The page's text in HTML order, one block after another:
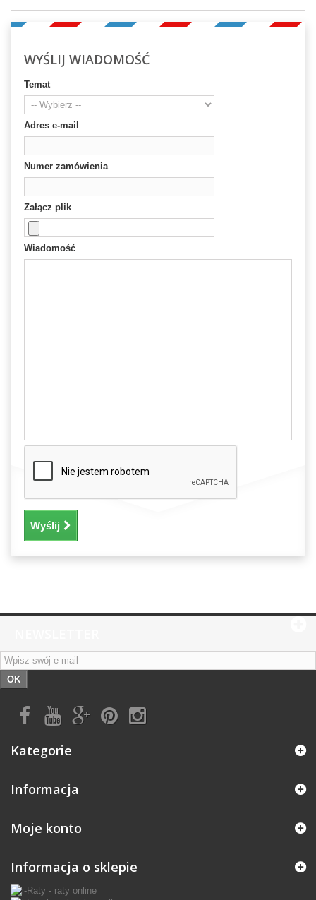
WYŚLIJ WIADOMOŚĆ
Temat
Adres e-mail
Numer zamówienia
Załącz plik
Wiadomość
Wyślij
OK
Kategorie
Informacja
Moje konto
Informacja o sklepie